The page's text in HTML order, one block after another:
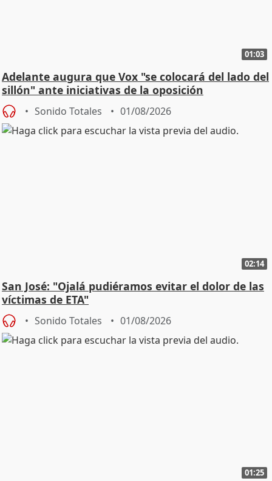
01:03
Adelante augura que Vox "se colocará del lado del
sillón" ante iniciativas de la oposición
Sonido Totales 01/08/2026
02:14
San José: "Ojalá pudiéramos evitar el dolor de las
víctimas de ETA"
Sonido Totales 01/08/2026
01:25